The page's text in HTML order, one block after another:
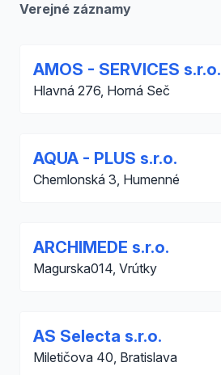
Verejné záznamy
AMOS - SERVICES s.r.o.
Hlavná 276, Horná Seč
AQUA - PLUS s.r.o.
Chemlonská 3, Humenné
ARCHIMEDE s.r.o.
Magurska014, Vrútky
AS Selecta s.r.o.
Miletičova 40, Bratislava